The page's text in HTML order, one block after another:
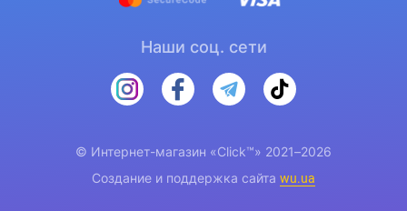
Наши соц. сети
© Интернет-магазин «Click™» 2021–2026
Создание и поддержка сайта wu.ua